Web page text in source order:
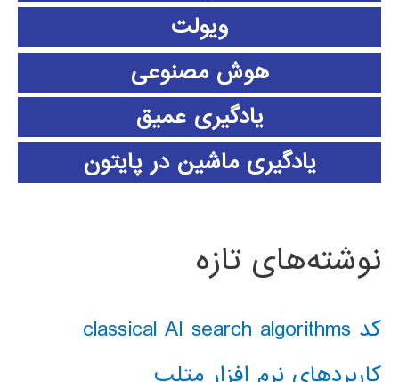
ویولت
هوش مصنوعی
یادگیری عمیق
یادگیری ماشین در پایتون
نوشته‌های تازه
کد classical AI search algorithms
کاربردهای نرم افزار متلب